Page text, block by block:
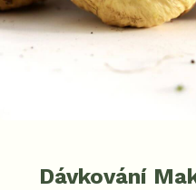
Dávkování